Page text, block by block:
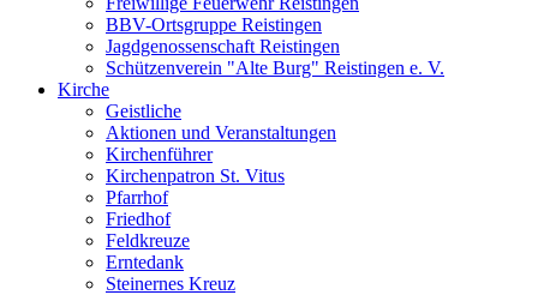
BBV-Ortsgruppe Reistingen
Jagdgenossenschaft Reistingen
Schützenverein "Alte Burg" Reistingen e. V.
Kirche
Geistliche
Aktionen und Veranstaltungen
Kirchenführer
Kirchenpatron St. Vitus
Pfarrhof
Friedhof
Feldkreuze
Erntedank
Steinernes Kreuz